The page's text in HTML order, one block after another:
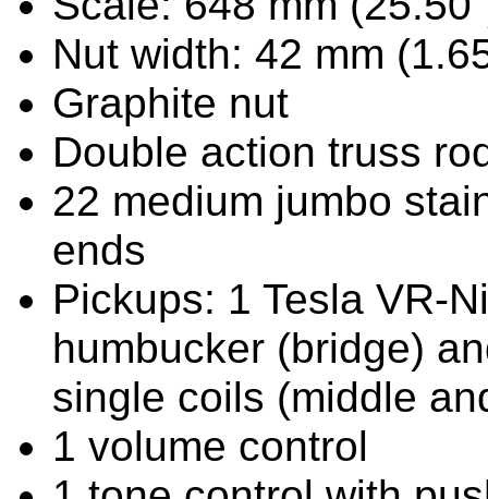
Nut width: 42 mm
Graphite nut
Double action truss
22 medium jumbo
ends
Pickups: 1 Tesla VR-
humbucker (bridge)
single coils (middle
1 volume control